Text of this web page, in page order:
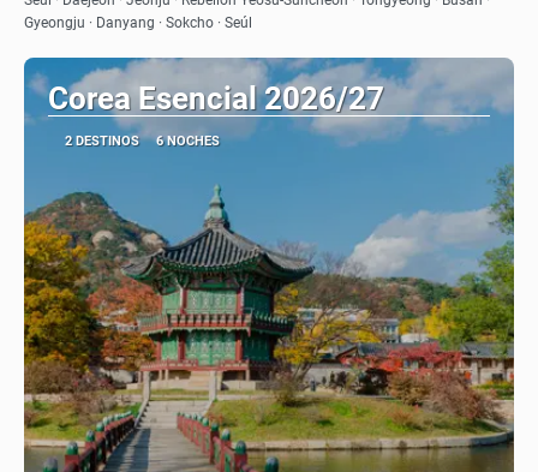
Gyeongju · Danyang · Sokcho · Seúl
Corea Esencial 2026/27
2 DESTINOS 6 NOCHES